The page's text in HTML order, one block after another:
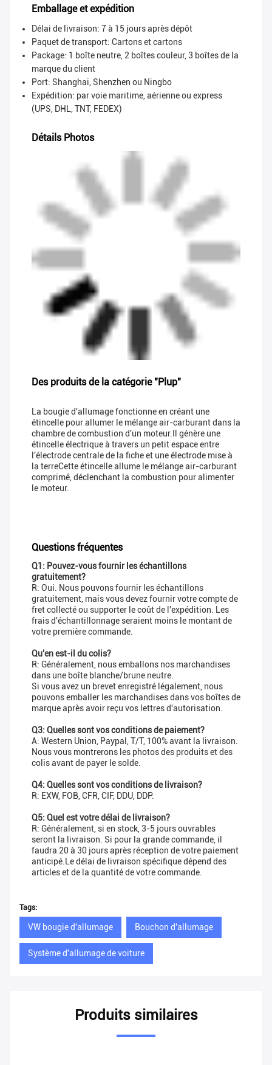
Emballage et expédition
Délai de livraison: 7 à 15 jours après dépôt
Paquet de transport: Cartons et cartons
Package: 1 boîte neutre, 2 boîtes couleur, 3 boîtes de la
marque du client
Port: Shanghai, Shenzhen ou Ningbo
Expédition: par voie maritime, aérienne ou express
(UPS, DHL, TNT, FEDEX)
Détails Photos
Des produits de la catégorie "Plup"
La bougie d'allumage fonctionne en créant une
étincelle pour allumer le mélange air-carburant dans la
chambre de combustion d'un moteur.Il génère une
étincelle électrique à travers un petit espace entre
l'électrode centrale de la fiche et une électrode mise à
la terreCette étincelle allume le mélange air-carburant
comprimé, déclenchant la combustion pour alimenter
le moteur.
Questions fréquentes
Q1: Pouvez-vous fournir les échantillons
gratuitement?
R: Oui. Nous pouvons fournir les échantillons
gratuitement, mais vous devez fournir votre compte de
fret collecté ou supporter le coût de l'expédition. Les
frais d'échantillonnage seraient moins le montant de
votre première commande.
Qu'en est-il du colis?
R: Généralement, nous emballons nos marchandises
dans une boîte blanche/brune neutre.
Si vous avez un brevet enregistré légalement, nous
pouvons emballer les marchandises dans vos boîtes de
marque après avoir reçu vos lettres d'autorisation.
Q3: Quelles sont vos conditions de paiement?
A: Western Union, Paypal, T/T, 100% avant la livraison.
Nous vous montrerons les photos des produits et des
colis avant de payer le solde.
Q4: Quelles sont vos conditions de livraison?
R: EXW, FOB, CFR, CIF, DDU, DDP.
Q5: Quel est votre délai de livraison?
R: Généralement, si en stock, 3-5 jours ouvrables
seront la livraison. Si pour la grande commande, il
faudra 20 à 30 jours après réception de votre paiement
anticipé.Le délai de livraison spécifique dépend des
articles et de la quantité de votre commande.
Tags:
VW bougie d'allumage Bouchon d'allumage
Système d'allumage de voiture
Produits similaires